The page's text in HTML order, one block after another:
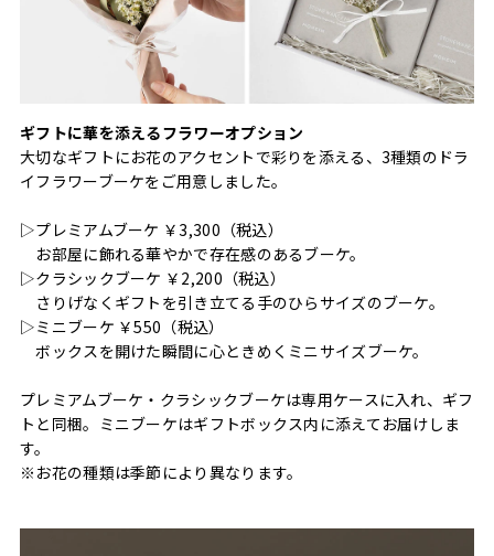
ギフトに華を添えるフラワーオプション
大切なギフトにお花のアクセントで彩りを添える、3種類のドラ
イフラワーブーケをご用意しました。
▷プレミアムブーケ ￥3,300（税込）
お部屋に飾れる華やかで存在感のあるブーケ。
▷クラシックブーケ ￥2,200（税込）
さりげなくギフトを引き立てる手のひらサイズのブーケ。
▷ミニブーケ ￥550（税込）
ボックスを開けた瞬間に心ときめくミニサイズブーケ。
プレミアムブーケ・クラシックブーケは専用ケースに入れ、ギフ
トと同梱。ミニブーケはギフトボックス内に添えてお届けしま
す。
※お花の種類は季節により異なります。